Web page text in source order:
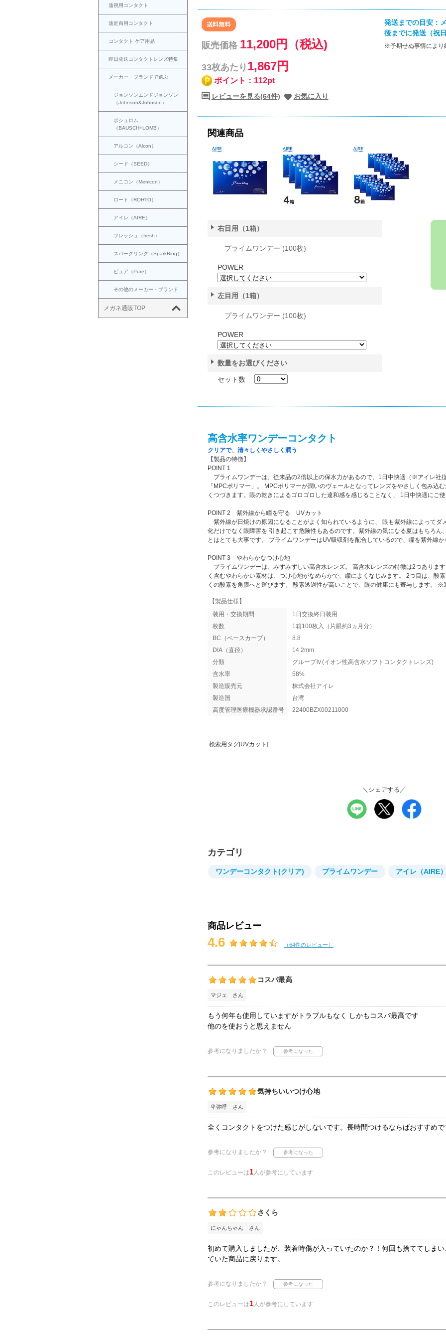
遠視用コンタクト
遠近両用コンタクト
コンタクト ケア用品
即日発送コンタクトレンズ特集
メーカー・ブランドで選ぶ
ジョンソンエンドジョンソン
（Johnson&Johnson）
ボシュロム
（BAUSCH+LOMB）
アルコン（Alcon）
シード（SEED）
メニコン（Menicon）
ロート（ROHTO）
アイレ（AIRE）
フレッシュ（fresh）
スパークリング（SparkRing）
ピュア（Pure）
その他のメーカー・ブランド
メガネ通販TOP
販売価格 11,200円（税込)
33枚あたり 1,867円
ポイント：112pt
レビューを見る(64件) お気に入り
発送までの目安：
後までに発送（祝
※予期せぬ事情により
関連商品
右目用（1箱）
プライムワンデー (100枚)
POWER
左目用（1箱）
プライムワンデー (100枚)
POWER
数量をお選びください
セット数
高含水率ワンデーコンタクト
クリアで、清々しくやさしく潤う
【製品の特徴】
POINT 1
プライムワンデーは、従来品の2倍以上の保水力があるので、1日中快適（※アイレ社
「MPCポリマー」。 MPCポリマーが潤いのヴェールとなってレンズをやさしく包み込
くつづきます。眼の乾きによるゴロゴロした違和感を感じることなく、 1日中快適にご
POINT 2 紫外線から瞳を守る UVカット
紫外線が日焼けの原因になることがよく知られているように、 眼も紫外線によってダ
化だけでなく眼障害を 引き起こす危険性もあるのです。紫外線の気になる夏はもちろん
とはとても大事です。 プライムワンデーはUV吸収剤を配合しているので、瞳を紫外線
POINT 3 やわらかなつけ心地
プライムワンデーは、みずみずしい高含水レンズ。 高含水レンズの特徴は2つありま
く含むやわらかい素材は、つけ心地がなめらかで、瞳によくなじみます。 2つ目は、酸
くの酸素を角膜へと運びます。 酸素透過性が高いことで、眼の健康にも寄与します。
【製品仕様】
装用・交換期間
1日交換終日装用
枚数
1箱100枚入（片眼約3ヵ月分）
BC（ベースカーブ）
8.8
DIA（直径）
14.2mm
分類
グループⅣ(イオン性高含水ソフトコンタクトレンズ)
含水率
58%
製造販売元
株式会社アイレ
製造国
台湾
高度管理医療機器承認番号
22400BZX00211000
検索用タグ[UVカット]
＼シェアする／
カテゴリ
ワンデーコンタクト(クリア) プライムワンデー アイレ（AIRE
商品レビュー
4.6 （64件のレビュー）
コスパ最高
マジェ さん
もう何年も使用していますがトラブルもなく しかもコスパ最高です
他のを使おうと思えません
参考になりましたか？
気持ちいいつけ心地
卑弥呼 さん
全くコンタクトをつけた感じがしないです。長時間つけるならばおすすめで
参考になりましたか？
このレビューは1人が参考にしています
さくら
にゃんちゃん さん
初めて購入しましたが、装着時傷が入っていたのか？！何回も捨ててしま
ていた商品に戻ります。
参考になりましたか？
このレビューは1人が参考にしています